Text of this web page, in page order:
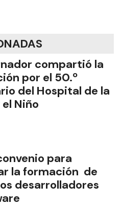
compartió la
por el 50.º
del Hospital de la
Niño
para
la formación de
desarrolladores